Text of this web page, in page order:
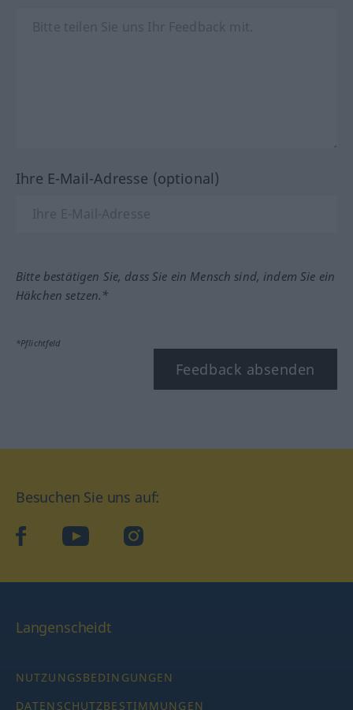
Ihre E-Mail-Adresse (optional)
Bitte bestätigen Sie, dass Sie ein Mensch sind, indem Sie ein
Häkchen setzen.*
*Pflichtfeld
Feedback absenden
Besuchen Sie uns auf:
facebookYouTube Instagram
Langenscheidt
NUTZUNGSBEDINGUNGEN
DATENSCHUTZBESTIMMUNGEN